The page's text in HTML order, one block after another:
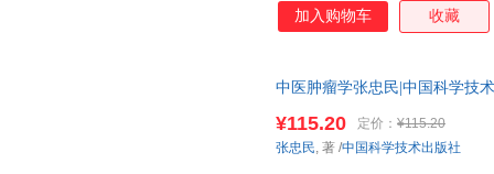
加入购物车 收藏
中医肿瘤学张忠民|中国科学技术
¥115.20 定价： ¥115.20
张忠民, 著 /中国科学技术出版社